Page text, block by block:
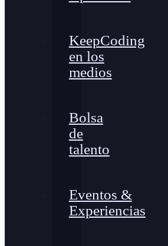
KeepCoding
en los
medios
Bolsa
de
talento
Eventos &
Experiencias